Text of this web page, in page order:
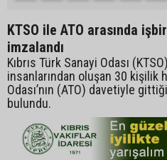
KTSO ile ATO arasında
imzalandı
Kıbrıs Türk Sanayi Odası
insanlarından oluşan 30 kişilik
Odası’nın (ATO) davetiyle
bulundu.